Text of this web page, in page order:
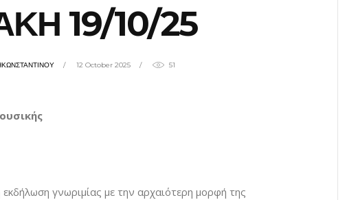
19/10/25
12 October 2025 51
γνωριμίας με την αρχαιότερη μορφή της